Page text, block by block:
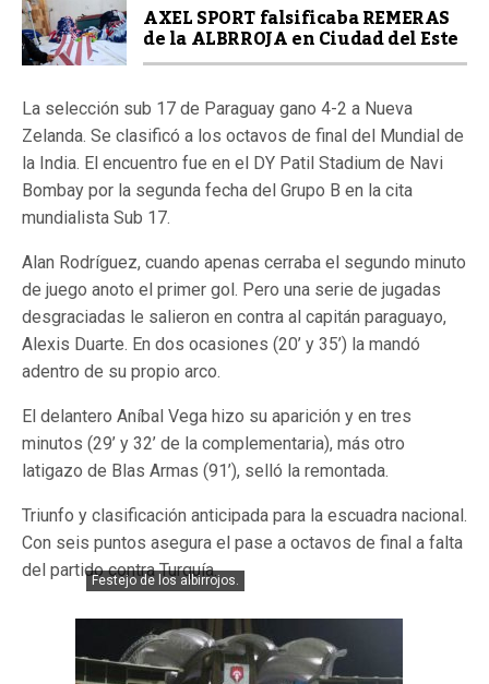
AXEL SPORT falsificaba REMERAS
de la ALBRROJA en Ciudad del Este
La selección sub 17 de Paraguay gano 4-2 a Nueva
Zelanda. Se clasificó a los octavos de final del Mundial de
la India. El encuentro fue en el DY Patil Stadium de Navi
Bombay por la segunda fecha del Grupo B en la cita
mundialista Sub 17.
Alan Rodríguez, cuando apenas cerraba el segundo minuto
de juego anoto el primer gol. Pero una serie de jugadas
desgraciadas le salieron en contra al capitán paraguayo,
Alexis Duarte. En dos ocasiones (20’ y 35’) la mandó
adentro de su propio arco.
El delantero Aníbal Vega hizo su aparición y en tres
minutos (29’ y 32’ de la complementaria), más otro
latigazo de Blas Armas (91’), selló la remontada.
Triunfo y clasificación anticipada para la escuadra nacional.
Con seis puntos asegura el pase a octavos de final a falta
del partido contra Turquía.
Festejo de los albirrojos.